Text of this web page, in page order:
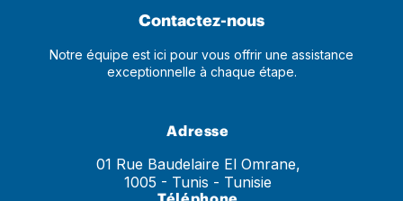
Contactez-nous
Notre équipe est ici pour vous offrir une assistance
exceptionnelle à chaque étape.
Adresse
01 Rue Baudelaire El Omrane,
1005 - Tunis - Tunisie